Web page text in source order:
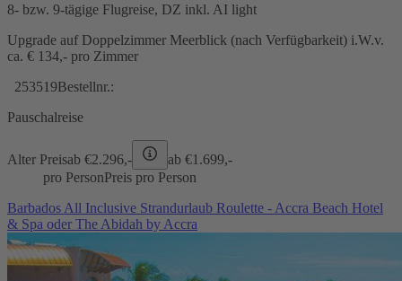
8- bzw. 9-tägige Flugreise, DZ inkl. AI light
Upgrade auf Doppelzimmer Meerblick (nach Verfügbarkeit) i.W.v.
ca. € 134,- pro Zimmer
253519Bestellnr.:
Pauschalreise
Alter Preisab €2.296,- ab €1.699,-
pro PersonPreis pro Person
Barbados All Inclusive Strandurlaub Roulette - Accra Beach Hotel
& Spa oder The Abidah by Accra